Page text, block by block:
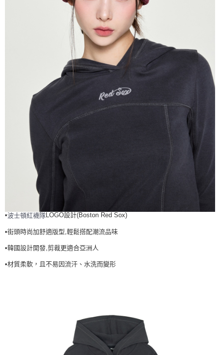
•波士頓紅襪隊LOGO設計(Boston Red Sox)
•街頭時尚加舒適版型,輕鬆搭配潮流品味
•韓國設計開發,剪裁更適合亞洲人
•材質柔軟，且不易因流汗、水洗而變形